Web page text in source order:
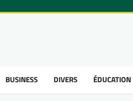
BUSINESS DIVERS ÉDUCATION